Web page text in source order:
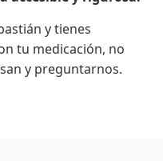
y tienes
tu medicación, no
y preguntarnos.